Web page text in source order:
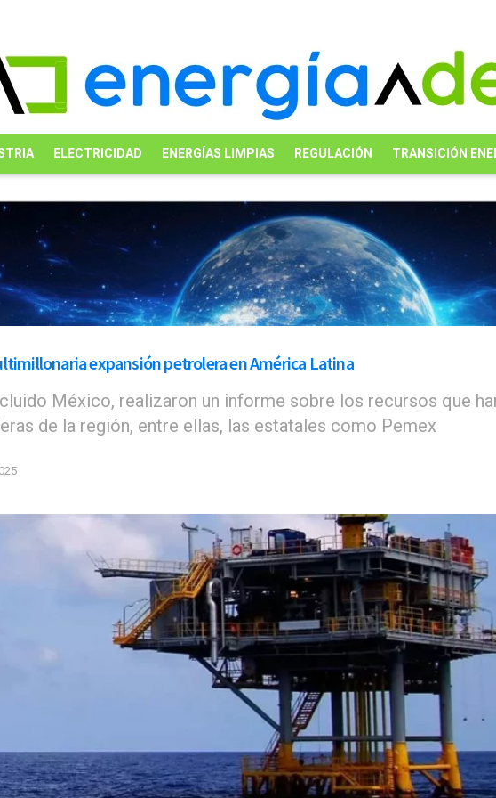
ELECTRICIDAD ENERGÍAS LIMPIAS REGULACIÓN TRANSICIÓN
expansión petrolera en América Latina
México, realizaron un informe sobre los recursos que
de la región, entre ellas, las estatales como Pemex